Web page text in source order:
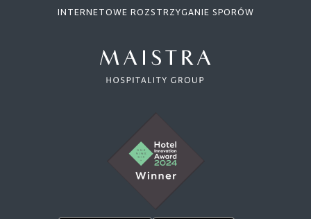
INTERNETOWE ROZSTRZYGANIE SPORÓW